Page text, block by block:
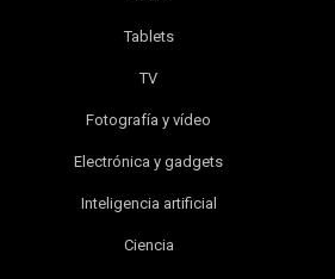
Tablets
TV
Fotografía y vídeo
Electrónica y gadgets
Inteligencia artificial
Ciencia